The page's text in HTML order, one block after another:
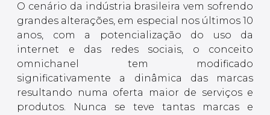
O cenário da indústria brasileira vem sofrendo
grandes alterações, em especial nos últimos 10
anos, com a potencialização do uso da
internet e das redes sociais, o conceito
omnichanel tem modificado
significativamente a dinâmica das marcas
resultando numa oferta maior de serviços e
produtos. Nunca se teve tantas marcas e